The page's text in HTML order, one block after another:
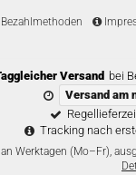
Versand bei
Versand am
Tracking nach
Werktagen (Mo–Fr),